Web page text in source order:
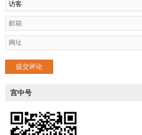
提交评论
宫中号